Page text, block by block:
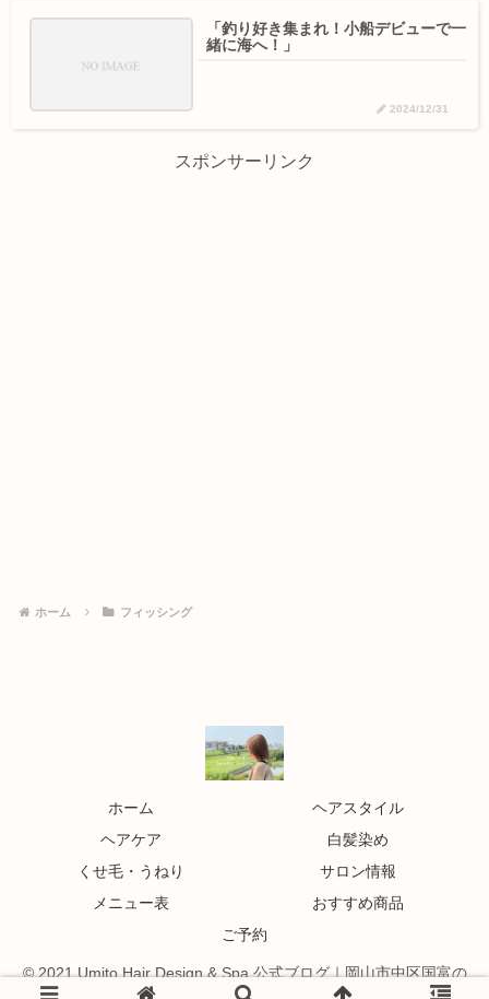
「釣り好き集まれ！小船デビューで一
緒に海へ！」
2024/12/31
スポンサーリンク
ホーム フィッシング
ホーム
ヘアスタイル
ヘアケア
白髪染め
くせ毛・うねり
サロン情報
メニュー表
おすすめ商品
ご予約
© 2021 Umito Hair Design & Spa 公式ブログ｜岡山市中区国富の